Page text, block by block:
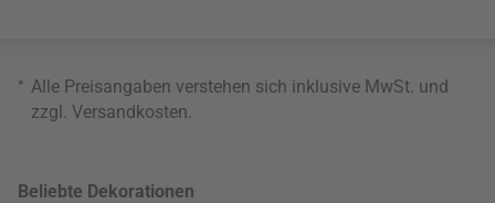
* Alle Preisangaben verstehen sich inklusive MwSt. und
zzgl. Versandkosten
Beliebte Dekorationen